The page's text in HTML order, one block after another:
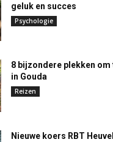
geluk en succes
Psychologie
8 bijzondere plekken om
in Gouda
Reizen
Nieuwe koers RBT